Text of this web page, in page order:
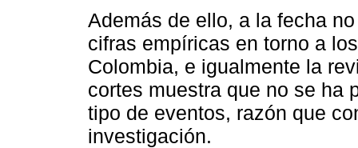
Además de ello, a la fecha
cifras empíricas en torno a
Colombia, e igualmente la
cortes muestra que no se ha
tipo de eventos, razón que
investigación.